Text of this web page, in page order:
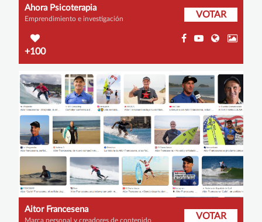
Ahora Psicoterapia
Emprendimiento e investigación VOTAR
+100
Aitor Francesena
Marca personal y creadores de contenido VOTAR